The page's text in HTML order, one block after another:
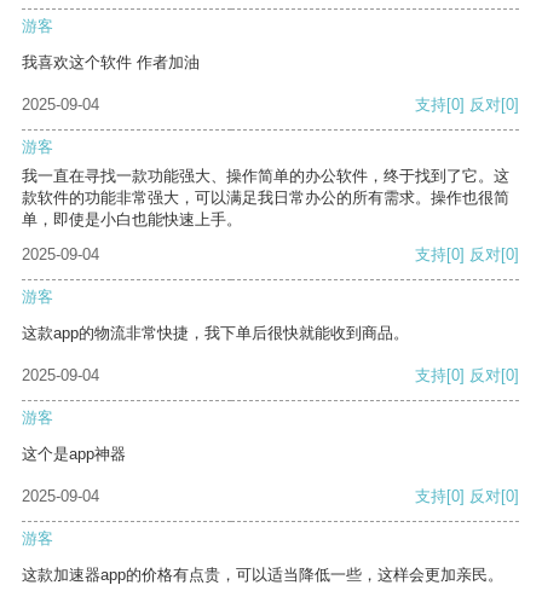
游客
我喜欢这个软件 作者加油
2025-09-04 支持[0] 反对[0]
游客
我一直在寻找一款功能强大、操作简单的办公软件，终于找到了它。这
款软件的功能非常强大，可以满足我日常办公的所有需求。操作也很简
单，即使是小白也能快速上手。
2025-09-04
支持[0] 反对[0]
游客
这款app的物流非常快捷，我下单后很快就能收到商品。
2025-09-04 支持[0] 反对[0]
游客
这个是app神器
2025-09-04 支持[0] 反对[0]
游客
这款加速器app的价格有点贵，可以适当降低一些，这样会更加亲民。